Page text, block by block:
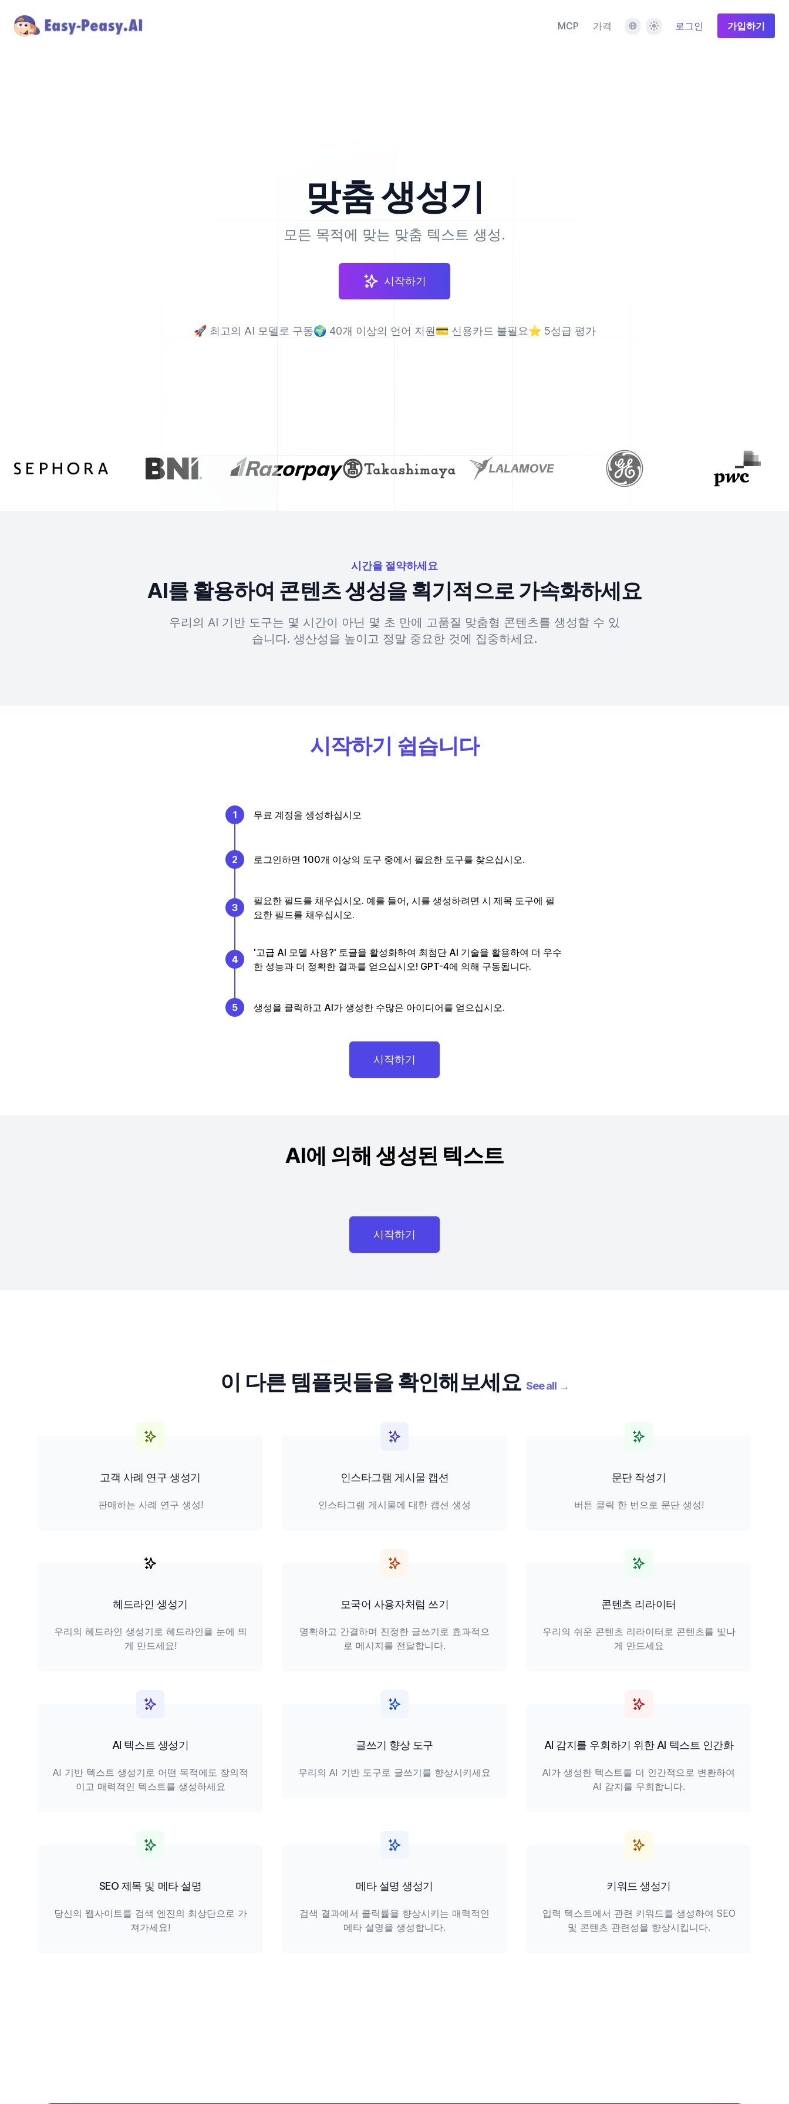
MCP 가격 언어 테마 로그인 가입하기
맞춤 생성기
모든 목적에 맞는 맞춤 텍스트 생성.
시작하기
🚀 최고의 AI 모델로 구동🌍 40개 이상의 언어 지원💳 신용카드 불필요⭐ 5성급 평가
시간을 절약하세요
AI를 활용하여 콘텐츠 생성을 획기적으로 가속화하세요
우리의 AI 기반 도구는 몇 시간이 아닌 몇 초 만에 고품질 맞춤형 콘텐츠를 생성할 수 있
습니다. 생산성을 높이고 정말 중요한 것에 집중하세요.
시작하기 쉽습니다
1 무료 계정을 생성하십시오
2 로그인하면 100개 이상의 도구 중에서 필요한 도구를 찾으십시오.
3
필요한 필드를 채우십시오. 예를 들어, 시를 생성하려면 시 제목 도구에 필
요한 필드를 채우십시오.
4
'고급 AI 모델 사용?' 토글을 활성화하여 최첨단 AI 기술을 활용하여 더 우수
한 성능과 더 정확한 결과를 얻으십시오! GPT-4에 의해 구동됩니다.
5 생성을 클릭하고 AI가 생성한 수많은 아이디어를 얻으십시오.
시작하기
AI에 의해 생성된 텍스트
시작하기
이 다른 템플릿들을 확인해보세요 See all →
고객 사례 연구 생성기
판매하는 사례 연구 생성!
인스타그램 게시물 캡션
인스타그램 게시물에 대한 캡션 생성
문단 작성기
버튼 클릭 한 번으로 문단 생성!
헤드라인 생성기
우리의 헤드라인 생성기로 헤드라인을 눈에 띄
게 만드세요!
모국어 사용자처럼 쓰기
명확하고 간결하며 진정한 글쓰기로 효과적으
로 메시지를 전달합니다.
콘텐츠 리라이터
우리의 쉬운 콘텐츠 리라이터로 콘텐츠를 빛나
게 만드세요
AI 텍스트 생성기
AI 기반 텍스트 생성기로 어떤 목적에도 창의적
이고 매력적인 텍스트를 생성하세요
글쓰기 향상 도구
우리의 AI 기반 도구로 글쓰기를 향상시키세요
AI 감지를 우회하기 위한 AI 텍스트 인간화
AI가 생성한 텍스트를 더 인간적으로 변환하여
AI 감지를 우회합니다.
SEO 제목 및 메타 설명
당신의 웹사이트를 검색 엔진의 최상단으로 가
져가세요!
메타 설명 생성기
검색 결과에서 클릭률을 향상시키는 매력적인
메타 설명을 생성합니다.
키워드 생성기
입력 텍스트에서 관련 키워드를 생성하여 SEO
및 콘텐츠 관련성을 향상시킵니다.